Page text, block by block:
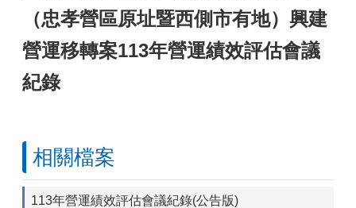
（忠孝營區原址暨西側市有地）興建
營運移轉案113年營運績效評估會議
紀錄
相關檔案
113年營運績效評估會議紀錄(公告版)